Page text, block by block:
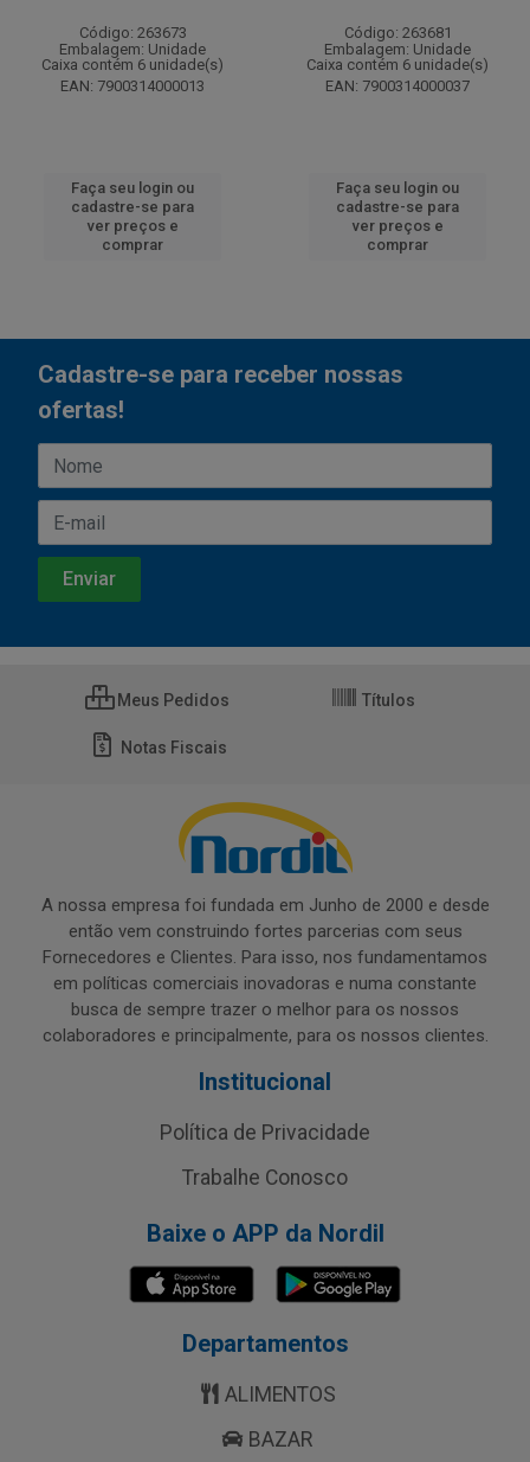
Código: 263673
Embalagem: Unidade
Caixa contém 6 unidade(s)
EAN: 7900314000013
Faça seu login ou
cadastre-se para
ver preços e
comprar
Código: 263681
Embalagem: Unidade
Caixa contém 6 unidade(s)
EAN: 7900314000037
Faça seu login ou
cadastre-se para
ver preços e
comprar
Cadastre-se para receber nossas
ofertas!
Meus Pedidos Títulos
Notas Fiscais
A nossa empresa foi fundada em Junho de 2000 e desde
então vem construindo fortes parcerias com seus
Fornecedores e Clientes. Para isso, nos fundamentamos
em políticas comerciais inovadoras e numa constante
busca de sempre trazer o melhor para os nossos
colaboradores e principalmente, para os nossos clientes.
Institucional
Política de Privacidade
Trabalhe Conosco
Baixe o APP da Nordil
Departamentos
ALIMENTOS
BAZAR